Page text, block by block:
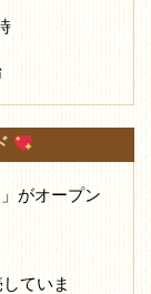
がオープン
ていま